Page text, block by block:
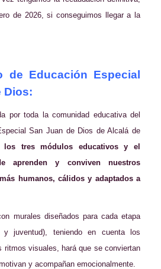
de 2026, si conseguimos llegar a la
de Educación Especial
Dios:
por toda la comunidad educativa del
San Juan de Dios de Alcalá de
los tres módulos educativos y el
aprenden y conviven nuestros
humanos, cálidos y adaptados a
murales diseñados para cada etapa
y juventud), teniendo en cuenta los
ritmos visuales, hará que se conviertan
y acompañan emocionalmente.